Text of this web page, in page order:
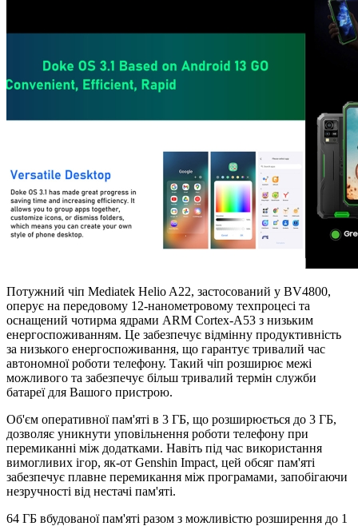
Потужний чіп Mediatek Helio A22, застосований у BV4800,
оперує на передовому 12-нанометровому техпроцесі та
оснащений чотирма ядрами ARM Cortex-A53 з низьким
енергоспоживанням. Це забезпечує відмінну продуктивність
за низького енергоспоживання, що гарантує тривалий час
автономної роботи телефону. Такий чіп розширює межі
можливого та забезпечує більш тривалий термін служби
батареї для Вашого пристрою.
Об'єм оперативної пам'яті в 3 ГБ, що розширюється до 3 ГБ,
дозволяє уникнути уповільнення роботи телефону при
перемиканні між додатками. Навіть під час використання
вимогливих ігор, як-от Genshin Impact, цей обсяг пам'яті
забезпечує плавне перемикання між програмами, запобігаючи
незручності від нестачі пам'яті.
64 ГБ вбудованої пам'яті разом з можливістю розширення до 1